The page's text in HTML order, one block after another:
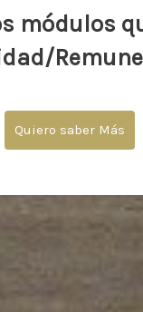
módulos
Quiero saber Más